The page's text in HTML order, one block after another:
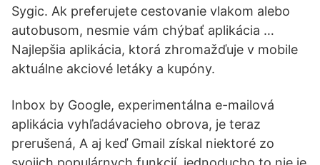
Sygic. Ak preferujete cestovanie vlakom alebo
autobusom, nesmie vám chýbať aplikácia …
Najlepšia aplikácia, ktorá zhromažďuje v mobile
aktuálne akciové letáky a kupóny.
Inbox by Google, experimentálna e-mailová
aplikácia vyhľadávacieho obrova, je teraz
prerušená, A aj keď Gmail získal niektoré zo